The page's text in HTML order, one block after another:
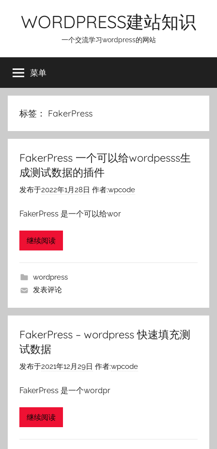
WORDPRESS建站知识
一个交流学习wordpress的网站
菜单
标签： FakerPress
FakerPress 一个可以给wordpesss生
成测试数据的插件
发布于2022年1月28日 作者:wpcode
FakerPress 是一个可以给wor
继续阅读
wordpress
发表评论
FakerPress – wordpress 快速填充测
试数据
发布于2021年12月29日 作者:wpcode
FakerPress 是一个wordpr
继续阅读